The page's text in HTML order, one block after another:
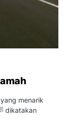
menarik